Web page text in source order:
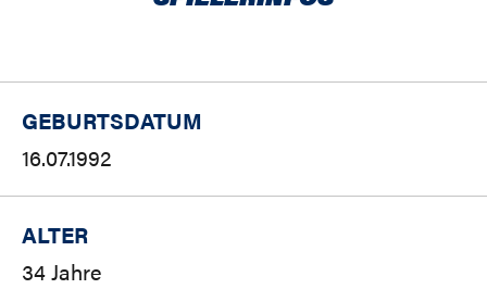
GEBURTSDATUM
16.07.1992
ALTER
34 Jahre